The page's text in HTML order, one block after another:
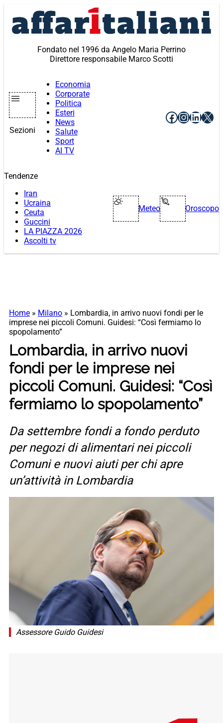
contenuto
Fondato nel 1996 da Angelo Maria Perrino
Direttore responsabile Marco Scotti
Sezioni
Economia
Corporate
Politica
Esteri
News
Salute
Sport
AI TV
Facebook
X
Tendenze
Iran
Ucraina
Ceuta
Guccini
LA PIAZZA 2026
Ascolti tv
Meteo Oroscopo
Home » Milano » Lombardia, in arrivo nuovi fondi per le
imprese nei piccoli Comuni. Guidesi: “Così fermiamo lo
spopolamento”
Lombardia, in arrivo nuovi
fondi per le imprese nei
piccoli Comuni. Guidesi: “Così
fermiamo lo spopolamento”
Da settembre fondi a fondo perduto
per negozi di alimentari nei piccoli
Comuni e nuovi aiuti per chi apre
un’attività in Lombardia
Assessore Guido Guidesi